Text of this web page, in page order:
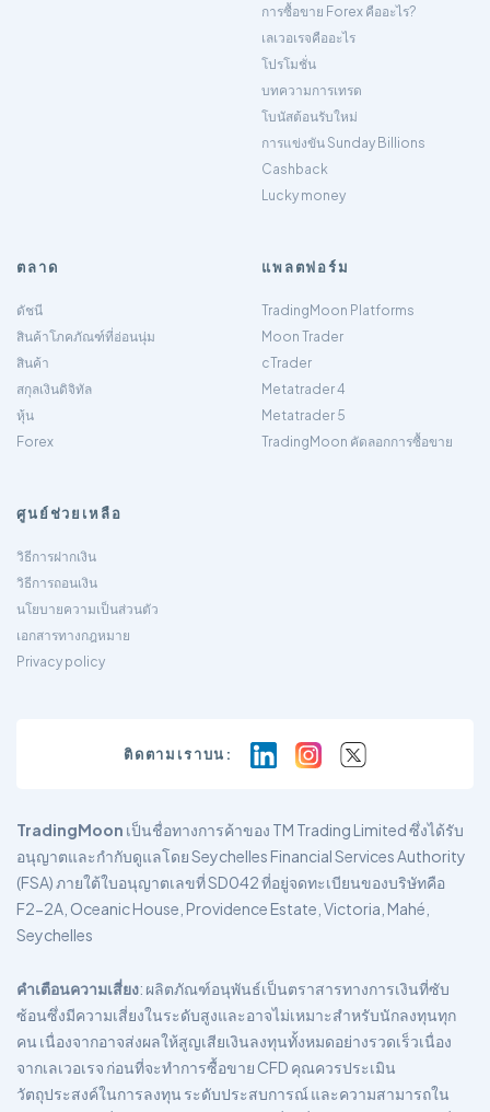
การซื้อขาย Forex คืออะไร?
เลเวอเรจคืออะไร
โปรโมชั่น
บทความการเทรด
โบนัสต้อนรับใหม่
การแข่งขัน Sunday Billions
Cashback
Lucky money
ตลาด
ดัชนี
สินค้าโภคภัณฑ์ที่อ่อนนุ่ม
สินค้า
สกุลเงินดิจิทัล
หุ้น
Forex
แพลตฟอร์ม
TradingMoon Platforms
Moon Trader
cTrader
Metatrader 4
Metatrader 5
TradingMoon คัดลอกการซื้อขาย
ศูนย์ช่วยเหลือ
วิธีการฝากเงิน
วิธีการถอนเงิน
นโยบายความเป็นส่วนตัว
เอกสารทางกฎหมาย
Privacy policy
ติดตามเราบน:
TradingMoon เป็นชื่อทางการค้าของ TM Trading Limited ซึ่งได้รับ
อนุญาตและกำกับดูแลโดย Seychelles Financial Services Authority
(FSA) ภายใต้ใบอนุญาตเลขที่ SD042 ที่อยู่จดทะเบียนของบริษัทคือ
F2-2A, Oceanic House, Providence Estate, Victoria, Mahé,
Seychelles
คำเตือนความเสี่ยง: ผลิตภัณฑ์อนุพันธ์เป็นตราสารทางการเงินที่ซับ
ซ้อนซึ่งมีความเสี่ยงในระดับสูงและอาจไม่เหมาะสำหรับนักลงทุนทุก
คน เนื่องจากอาจส่งผลให้สูญเสียเงินลงทุนทั้งหมดอย่างรวดเร็วเนื่อง
จากเลเวอเรจ ก่อนที่จะทำการซื้อขาย CFD คุณควรประเมิน
วัตถุประสงค์ในการลงทุน ระดับประสบการณ์ และความสามารถใน